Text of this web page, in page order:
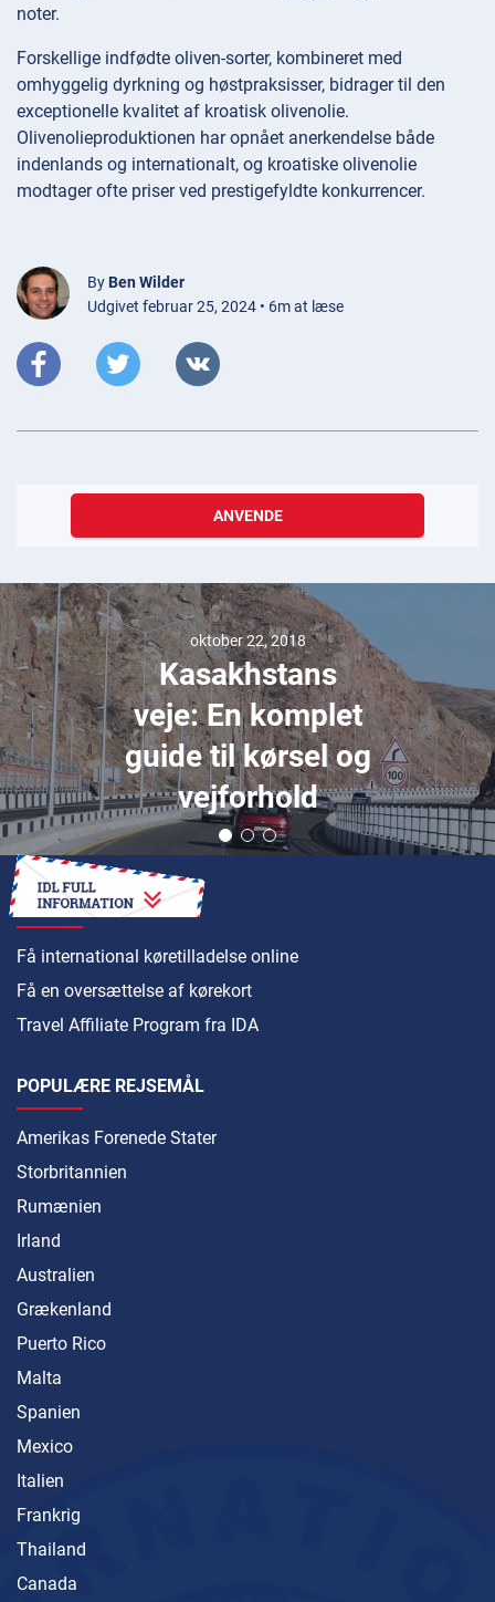
noter.
Forskellige indfødte oliven-sorter, kombineret med
omhyggelig dyrkning og høstpraksisser, bidrager til den
exceptionelle kvalitet af kroatisk olivenolie.
Olivenolieproduktionen har opnået anerkendelse både
indenlands og internationalt, og kroatiske olivenolie
modtager ofte priser ved prestigefyldte konkurrencer.
By Ben Wilder
Udgivet februar 25, 2024 • 6m at læse
ANVENDE
oktober 22, 2018
Kasakhstans
veje: En komplet
guide til kørsel og
vejforhold
SÅDAN
Få international køretilladelse online
Få en oversættelse af kørekort
Travel Affiliate Program fra IDA
POPULÆRE REJSEMÅL
Amerikas Forenede Stater
Storbritannien
Rumænien
Irland
Australien
Grækenland
Puerto Rico
Malta
Spanien
Mexico
Italien
Frankrig
Thailand
Canada